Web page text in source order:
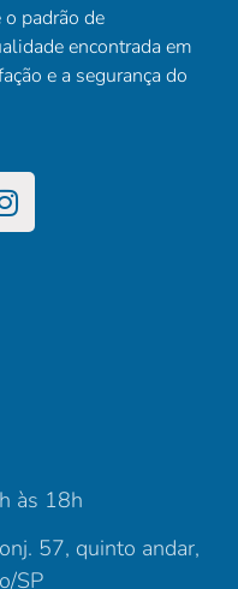
padrão de
encontrada em
e a segurança do
às 18h
57, quinto andar,
SP